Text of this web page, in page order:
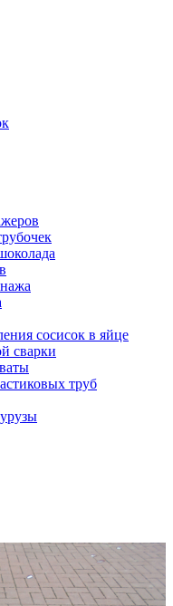
сосисок в яйце
сварки
труб
акустики